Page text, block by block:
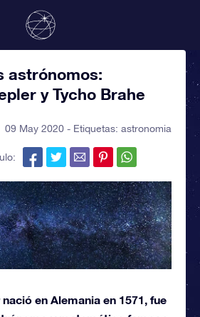
astrónomos:
y Tycho Brahe
09 May 2020 - Etiquetas: astronomia
en Alemania en 1571, fue